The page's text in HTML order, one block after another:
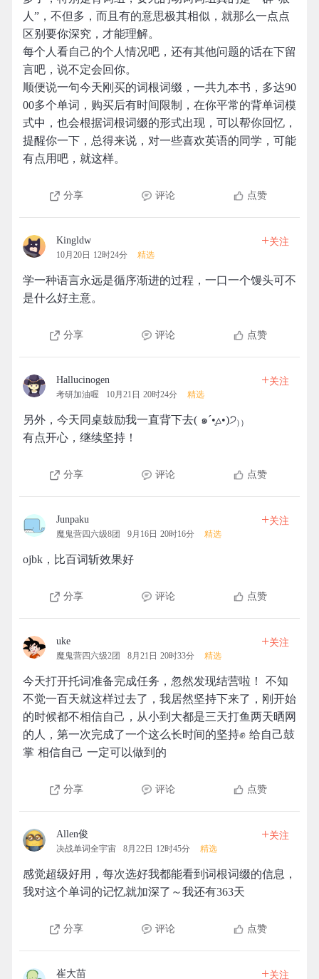
人”，不但多，而且有的意思极其相似，就那么一点点
区别要你深究，才能理解。
每个人看自己的个人情况吧，还有其他问题的话在下留
言吧，说不定会回你。
顺便说一句今天刚买的词根词缀，一共九本书，多达90
00多个单词，购买后有时间限制，在你平常的背单词模
式中，也会根据词根词缀的形式出现，可以帮你回忆，
提醒你一下，总得来说，对一些喜欢英语的同学，可能
有点用吧，就这样。
分享 评论 点赞
Kingldw
10月20日 12时24分 精选
+关注
学一种语言永远是循序渐进的过程，一口一个馒头可不
是什么好主意。
分享 评论 点赞
Hallucinogen
考研加油喔 10月21日 20时24分 精选
+关注
另外，今天同桌鼓励我一直背下去( ๑ˊ•̥▵•)੭₎₎
有点开心，继续坚持！
分享 评论 点赞
Junpaku
魔鬼营四六级8团 9月16日 20时16分 精选
+关注
ojbk，比百词斩效果好
分享 评论 点赞
uke
魔鬼营四六级2团 8月21日 20时33分 精选
+关注
今天打开托词准备完成任务，忽然发现结营啦！ 不知
不觉一百天就这样过去了，我居然坚持下来了，刚开始
的时候都不相信自己，从小到大都是三天打鱼两天晒网
的人，第一次完成了一个这么长时间的坚持✊ 给自己鼓
掌 相信自己 一定可以做到的
分享 评论 点赞
Allen俊
决战单词全宇宙 8月22日 12时45分 精选
+关注
感觉超级好用，每次选好我都能看到词根词缀的信息，
我对这个单词的记忆就加深了～我还有363天
分享 评论 点赞
崔大苗 +关注